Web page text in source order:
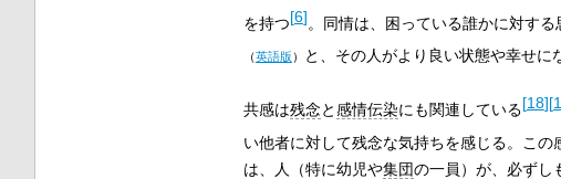
を持つ[6]。同情は、困っている誰かに対す
（英語版） と、その人がより良い状態や幸せに
共感は残念と感情伝染にも関連している[18][
い他者に対して残念な気持ちを感じる。こ
は、人（特に幼児や集団の一員）が、必ずし